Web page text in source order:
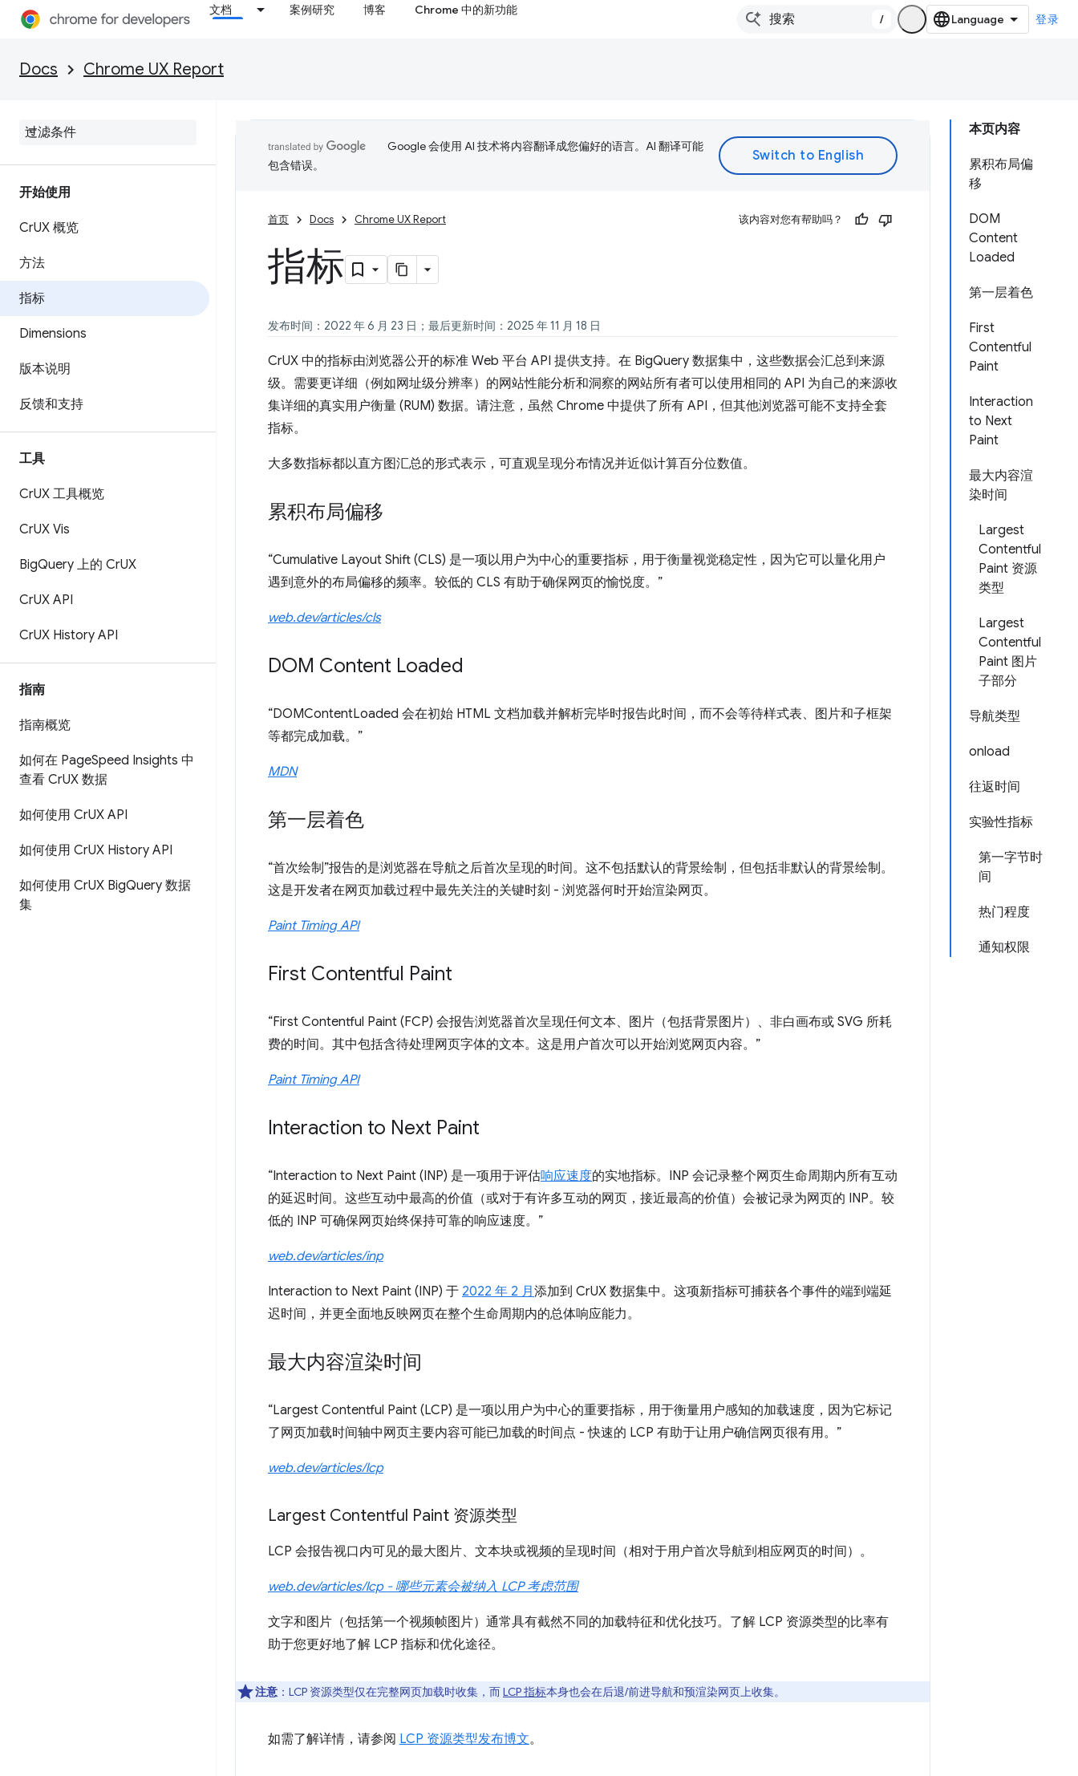
文档 案例研究 博客 Chrome 中的新功能
/ 登录
Docs Chrome UX Report
开始使用
CrUX 概览
方法
指标
Dimensions
版本说明
反馈和支持
工具
CrUX 工具概览
CrUX Vis
BigQuery 上的 CrUX
CrUX API
CrUX History API
指南
指南概览
如何在 PageSpeed Insights 中
查看 CrUX 数据
如何使用 CrUX API
如何使用 CrUX History API
如何使用 CrUX BigQuery 数据
集
本页内容
累积布局偏
移
DOM
Content
Loaded
第一层着色
First
Contentful
Paint
Interaction
to Next
Paint
最大内容渲
染时间
Largest
Contentful
Paint 资源
类型
Largest
Contentful
Paint 图片
子部分
导航类型
onload
往返时间
实验性指标
第一字节时
间
热门程度
通知权限
Google 会使用 AI 技术将内容翻译成您偏好的语言。AI 翻译可能
包含错误。
首页 Docs Chrome UX Report 该内容对您有帮助吗？
指标
发布时间：2022 年 6 月 23 日；最后更新时间：2025 年 11 月 18 日
CrUX 中的指标由浏览器公开的标准 Web 平台 API 提供支持。在 BigQuery 数据集中，这些数据会汇总到来源
级。需要更详细（例如网址级分辨率）的网站性能分析和洞察的网站所有者可以使用相同的 API 为自己的来源收
集详细的真实用户衡量 (RUM) 数据。请注意，虽然 Chrome 中提供了所有 API，但其他浏览器可能不支持全套
指标。
大多数指标都以直方图汇总的形式表示，可直观呈现分布情况并近似计算百分位数值。
累积布局偏移
“Cumulative Layout Shift (CLS) 是一项以用户为中心的重要指标，用于衡量视觉稳定性，因为它可以量化用户
遇到意外的布局偏移的频率。较低的 CLS 有助于确保网页的愉悦度。”
web.dev/articles/cls
DOM Content Loaded
“DOMContentLoaded 会在初始 HTML 文档加载并解析完毕时报告此时间，而不会等待样式表、图片和子框架
等都完成加载。”
MDN
第一层着色
“首次绘制”报告的是浏览器在导航之后首次呈现的时间。这不包括默认的背景绘制，但包括非默认的背景绘制。
这是开发者在网页加载过程中最先关注的关键时刻 - 浏览器何时开始渲染网页。
Paint Timing API
First Contentful Paint
“First Contentful Paint (FCP) 会报告浏览器首次呈现任何文本、图片（包括背景图片）、非白画布或 SVG 所耗
费的时间。其中包括含待处理网页字体的文本。这是用户首次可以开始浏览网页内容。”
Paint Timing API
Interaction to Next Paint
“Interaction to Next Paint (INP) 是一项用于评估响应速度的实地指标。INP 会记录整个网页生命周期内所有互动
的延迟时间。这些互动中最高的价值（或对于有许多互动的网页，接近最高的价值）会被记录为网页的 INP。较
低的 INP 可确保网页始终保持可靠的响应速度。”
web.dev/articles/inp
Interaction to Next Paint (INP) 于 2022 年 2 月添加到 CrUX 数据集中。这项新指标可捕获各个事件的端到端延
迟时间，并更全面地反映网页在整个生命周期内的总体响应能力。
最大内容渲染时间
“Largest Contentful Paint (LCP) 是一项以用户为中心的重要指标，用于衡量用户感知的加载速度，因为它标记
了网页加载时间轴中网页主要内容可能已加载的时间点 - 快速的 LCP 有助于让用户确信网页很有用。”
web.dev/articles/lcp
Largest Contentful Paint 资源类型
LCP 会报告视口内可见的最大图片、文本块或视频的呈现时间（相对于用户首次导航到相应网页的时间）。
web.dev/articles/lcp - 哪些元素会被纳入 LCP 考虑范围
文字和图片（包括第一个视频帧图片）通常具有截然不同的加载特征和优化技巧。了解 LCP 资源类型的比率有
助于您更好地了解 LCP 指标和优化途径。
注意 ：LCP 资源类型仅在完整网页加载时收集，而LCP 指标本身也会在后退/前进导航和预渲染网页上收集。
如需了解详情，请参阅 LCP 资源类型发布博文。